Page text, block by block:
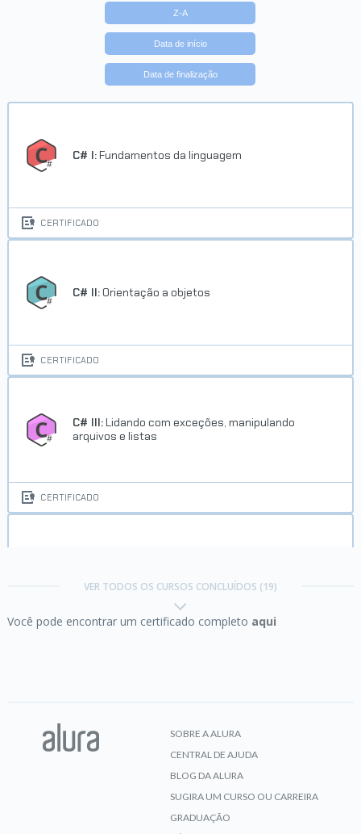
Z-A
Data de início
Data de finalização
C# I: Fundamentos da linguagem
CERTIFICADO
C# II: Orientação a objetos
CERTIFICADO
C# III: Lidando com exceções, manipulando
arquivos e listas
CERTIFICADO
VER TODOS OS CURSOS CONCLUÍDOS (19)
Você pode encontrar um certificado completo aqui
SOBRE A ALURA
CENTRAL DE AJUDA
BLOG DA ALURA
SUGIRA UM CURSO OU CARREIRA
GRADUAÇÃO